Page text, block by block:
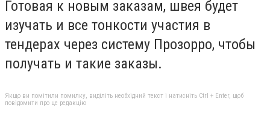
Готовая к новым заказам, швея будет
изучать и все тонкости участия в
тендерах через систему Прозорро, чтобы
получать и такие заказы.
Якщо ви помітили помилку, виділіть необхідний текст і натисніть Ctrl + Enter, щоб
повідомити про це редакцію